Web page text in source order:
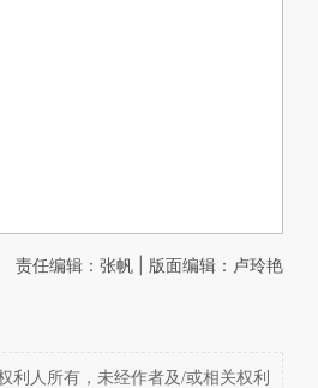
责任编辑：张帆 | 版面编辑：卢玲艳
利人所有，未经作者及/或相关权利